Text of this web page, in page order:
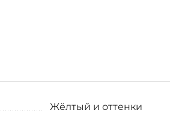
Жёлтый и оттенки